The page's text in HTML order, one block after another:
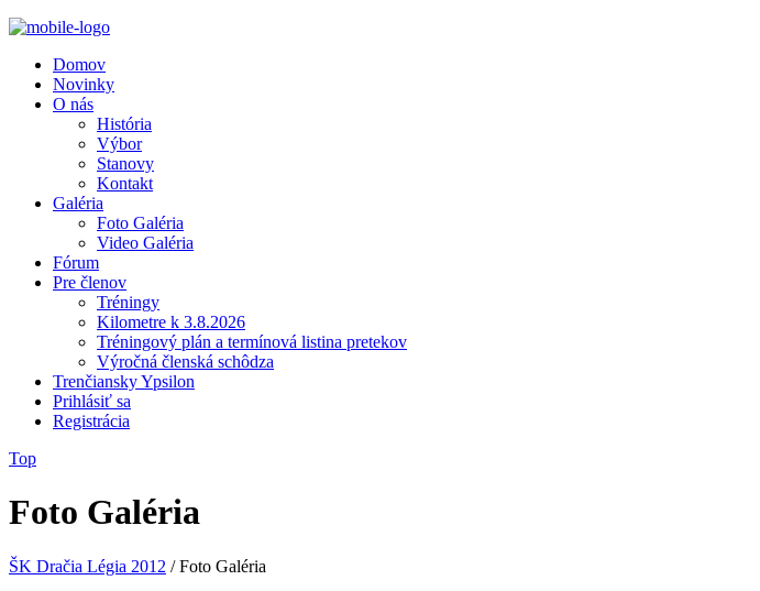
Domov
Novinky
O nás
História
Výbor
Stanovy
Kontakt
Galéria
Foto Galéria
Video Galéria
Fórum
Pre členov
Tréningy
Kilometre k 3.8.2026
Tréningový plán a termínová listina pretekov
Výročná členská schôdza
Trenčiansky Ypsilon
Prihlásiť sa
Registrácia
Top
Foto Galéria
ŠK Dračia Légia 2012 /Foto Galéria